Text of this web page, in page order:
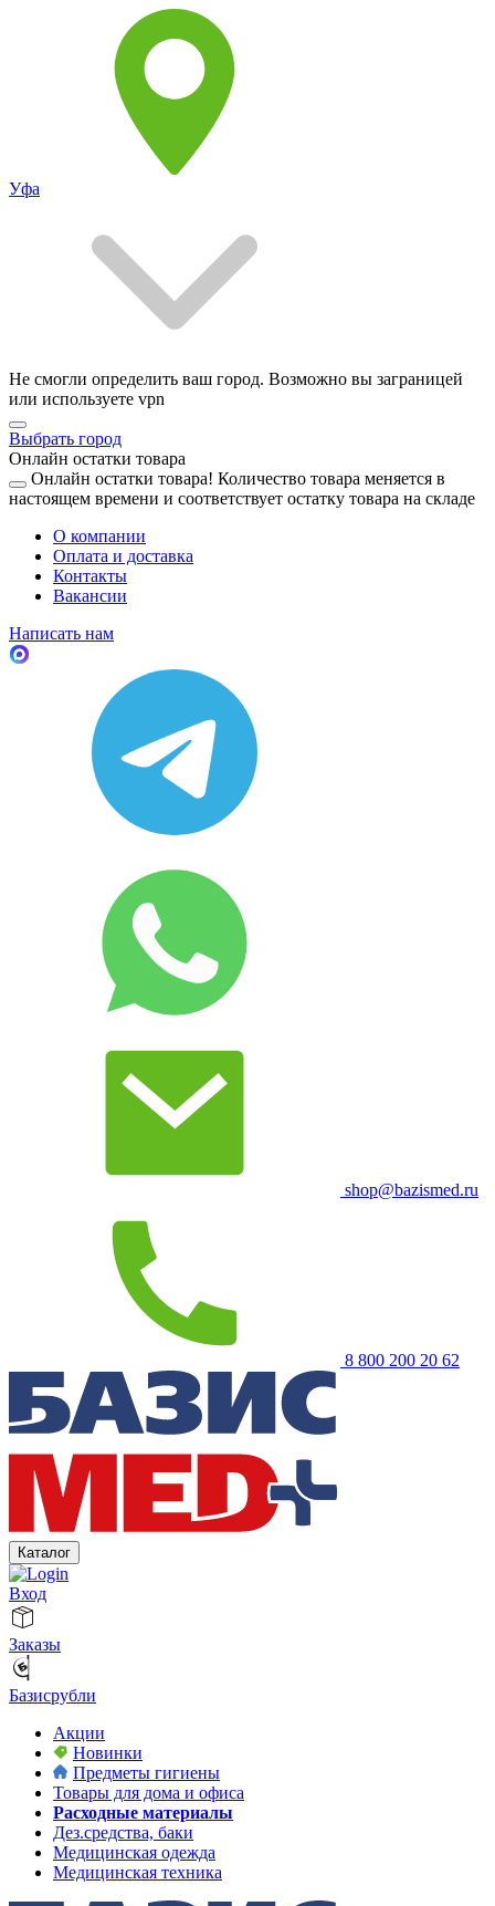
Уфа
Не смогли определить ваш город. Возможно вы заграницей
или используете vpn
Выбрать город
Онлайн остатки товара
Онлайн остатки товара! Количество товара меняется в
настоящем времени и соответствует остатку товара на складе
О компании
Оплата и доставка
Контакты
Вакансии
Написать нам
shop@bazismed.ru
8 800 200 20 62
Каталог
Вход
Заказы
Базисрубли
Акции
Новинки
Предметы гигиены
Товары для дома и офиса
Расходные материалы
Дез.средства, баки
Медицинская одежда
Медицинская техника